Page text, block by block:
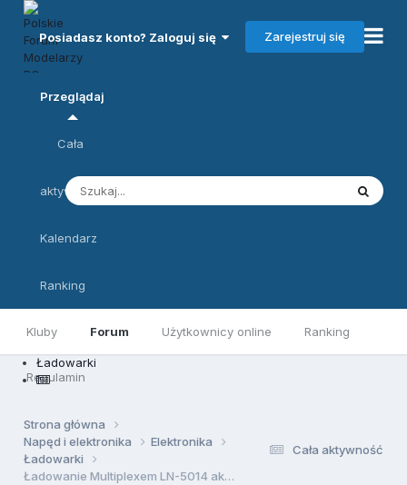
Posiadasz konto? Zaloguj się Zarejestruj się
Przeglądaj
Kluby Forum Użytkownicy online Ranking
Regulamin
Cała
aktywność
Kalendarz
Ranking
Ładowarki
Cała aktywność
Strona główna
Napęd i elektronika
Elektronika
Ładowarki
Ładowanie Multiplexem LN-5014 akumulatora samochodowego